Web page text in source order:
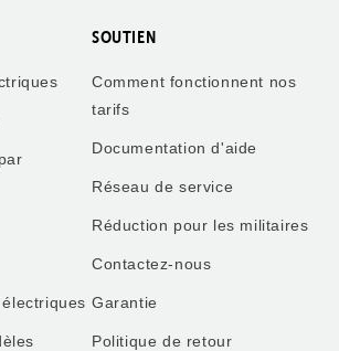
SOUTIEN
Comment fonctionnent nos
tarifs
Documentation d'aide
Réseau de service
Réduction pour les militaires
Contactez-nous
Garantie
Politique de retour